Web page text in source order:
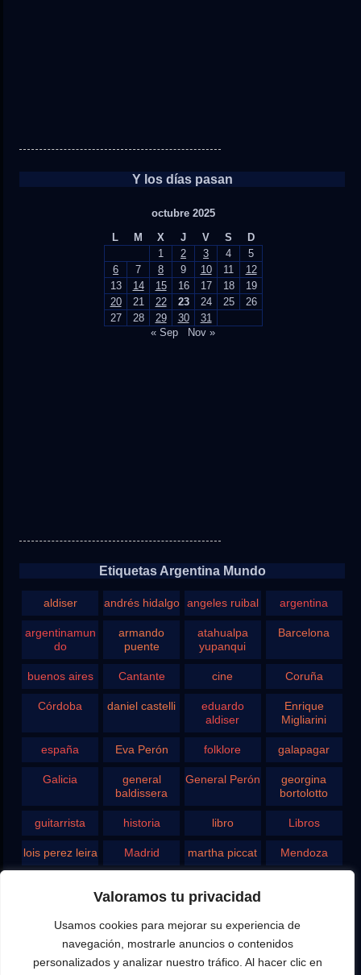
Valoramos tu privacidad
Usamos cookies para mejorar su experiencia de
navegación, mostrarle anuncios o contenidos
personalizados y analizar nuestro tráfico. Al hacer clic en
Y los días pasan
octubre 2025
L
M X J V S
D
1
2 3 4
5
6
7 8 9 10 11
12
13
14 15 16 17 18
19
20
21 22 23 24 25
26
27
28 29 30
31
« Sep
Nov »
Etiquetas Argentina Mundo
aldiser andrés hidalgo angeles ruibal argentina
argentinamun
do
armando
puente
atahualpa
yupanqui
Barcelona
buenos aires Cantante cine Coruña
Córdoba daniel castelli
eduardo
aldiser
Enrique
Migliarini
españa Eva Perón folklore galapagar
Galicia
general
baldissera
General Perón
georgina
bortolotto
guitarrista historia libro Libros
lois perez leira Madrid martha piccat Mendoza
Rodolfo
Ghezzi
rosario san juan santa fe
Tango teatro television vigo